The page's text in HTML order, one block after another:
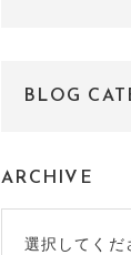
BLOG
ARCHIVE
選択してくだ